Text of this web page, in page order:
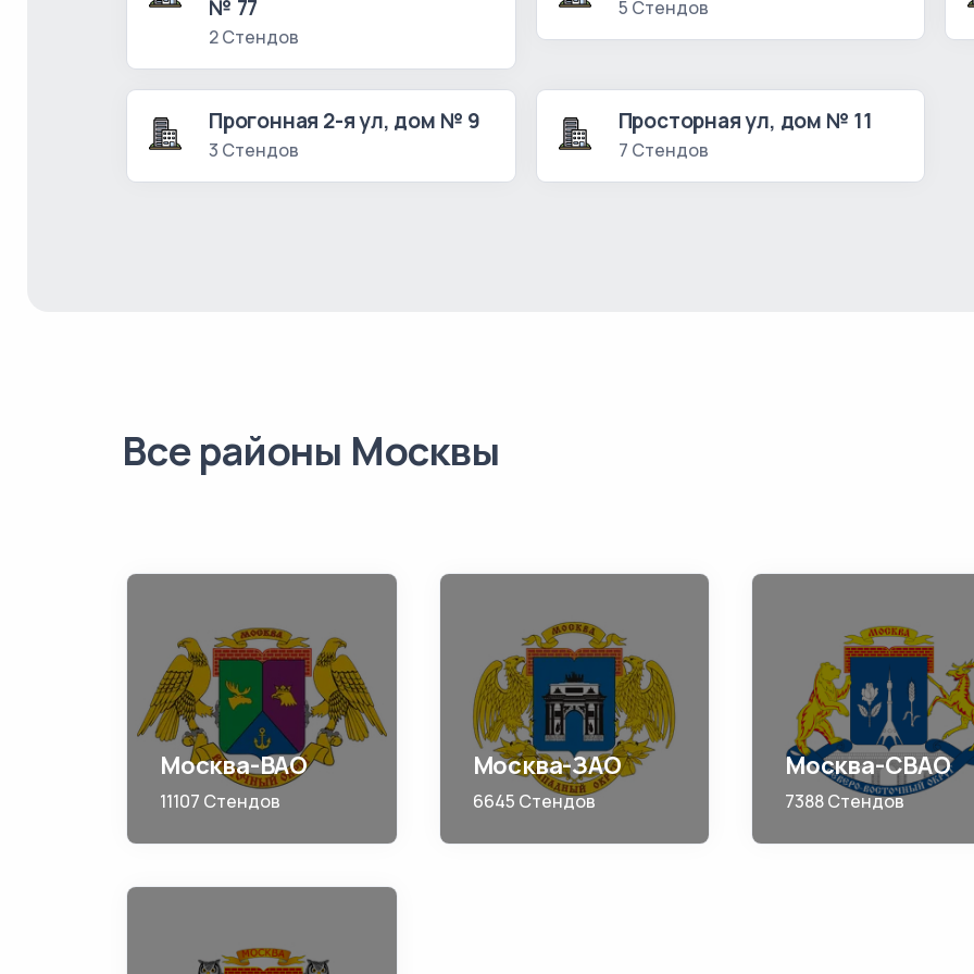
№ 77
2 Стендов
5 Стендов
Прогонная 2-я ул, дом № 9
3 Стендов
Просторная ул, дом № 11
7 Стендов
Все районы Москвы
Москва-ВАО
11107 Стендов
Москва-ЗАО
6645 Стендов
Москва-СВАО
7388 Стендов